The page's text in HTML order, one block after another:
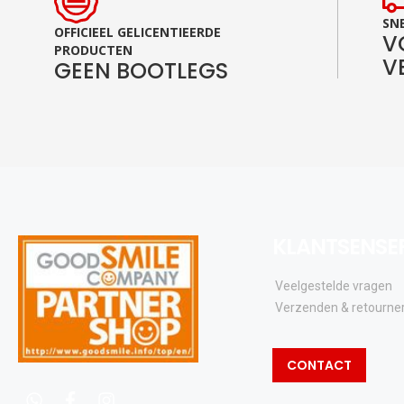
OFFICIEEL GELICENTIEERDE
PRODUCTEN
GEEN BOOTLEGS
Veelgestelde vragen
Verzenden &
CONTACT